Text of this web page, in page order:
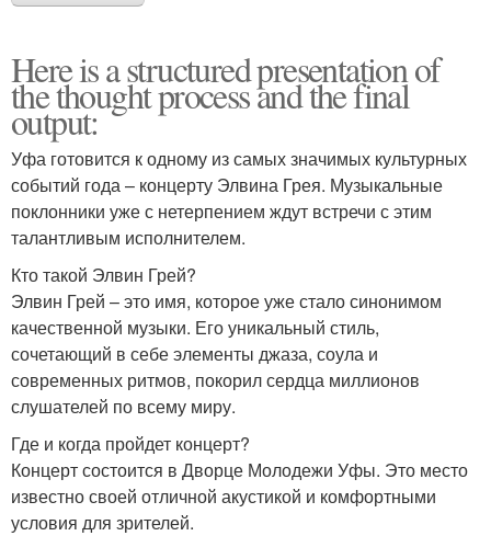
Here is a structured presentation of
the thought process and the final
output:
Уфа готовится к одному из самых значимых культурных
событий года – концерту Элвина Грея. Музыкальные
поклонники уже с нетерпением ждут встречи с этим
талантливым исполнителем.
Кто такой Элвин Грей?
Элвин Грей – это имя, которое уже стало синонимом
качественной музыки. Его уникальный стиль,
сочетающий в себе элементы джаза, соула и
современных ритмов, покорил сердца миллионов
слушателей по всему миру.
Где и когда пройдет концерт?
Концерт состоится в Дворце Молодежи Уфы. Это место
известно своей отличной акустикой и комфортными
условия для зрителей.